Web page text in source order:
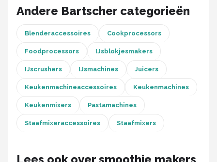
KitchenBrothers
Philips
Alle merken →
Andere Bartscher categorieën
Blenderaccessoires Cookprocessors
Foodprocessors IJsblokjesmakers
IJscrushers IJsmachines Juicers
Keukenmachineaccessoires Keukenmachines
Keukenmixers Pastamachines
Staafmixeraccessoires Staafmixers